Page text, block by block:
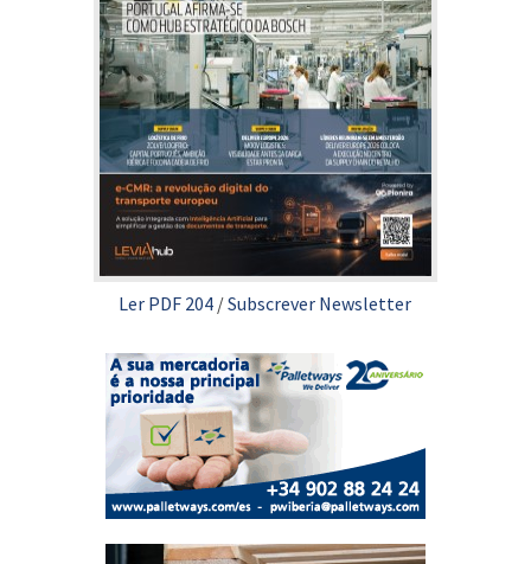
Ler PDF 204 /Subscrever Newsletter